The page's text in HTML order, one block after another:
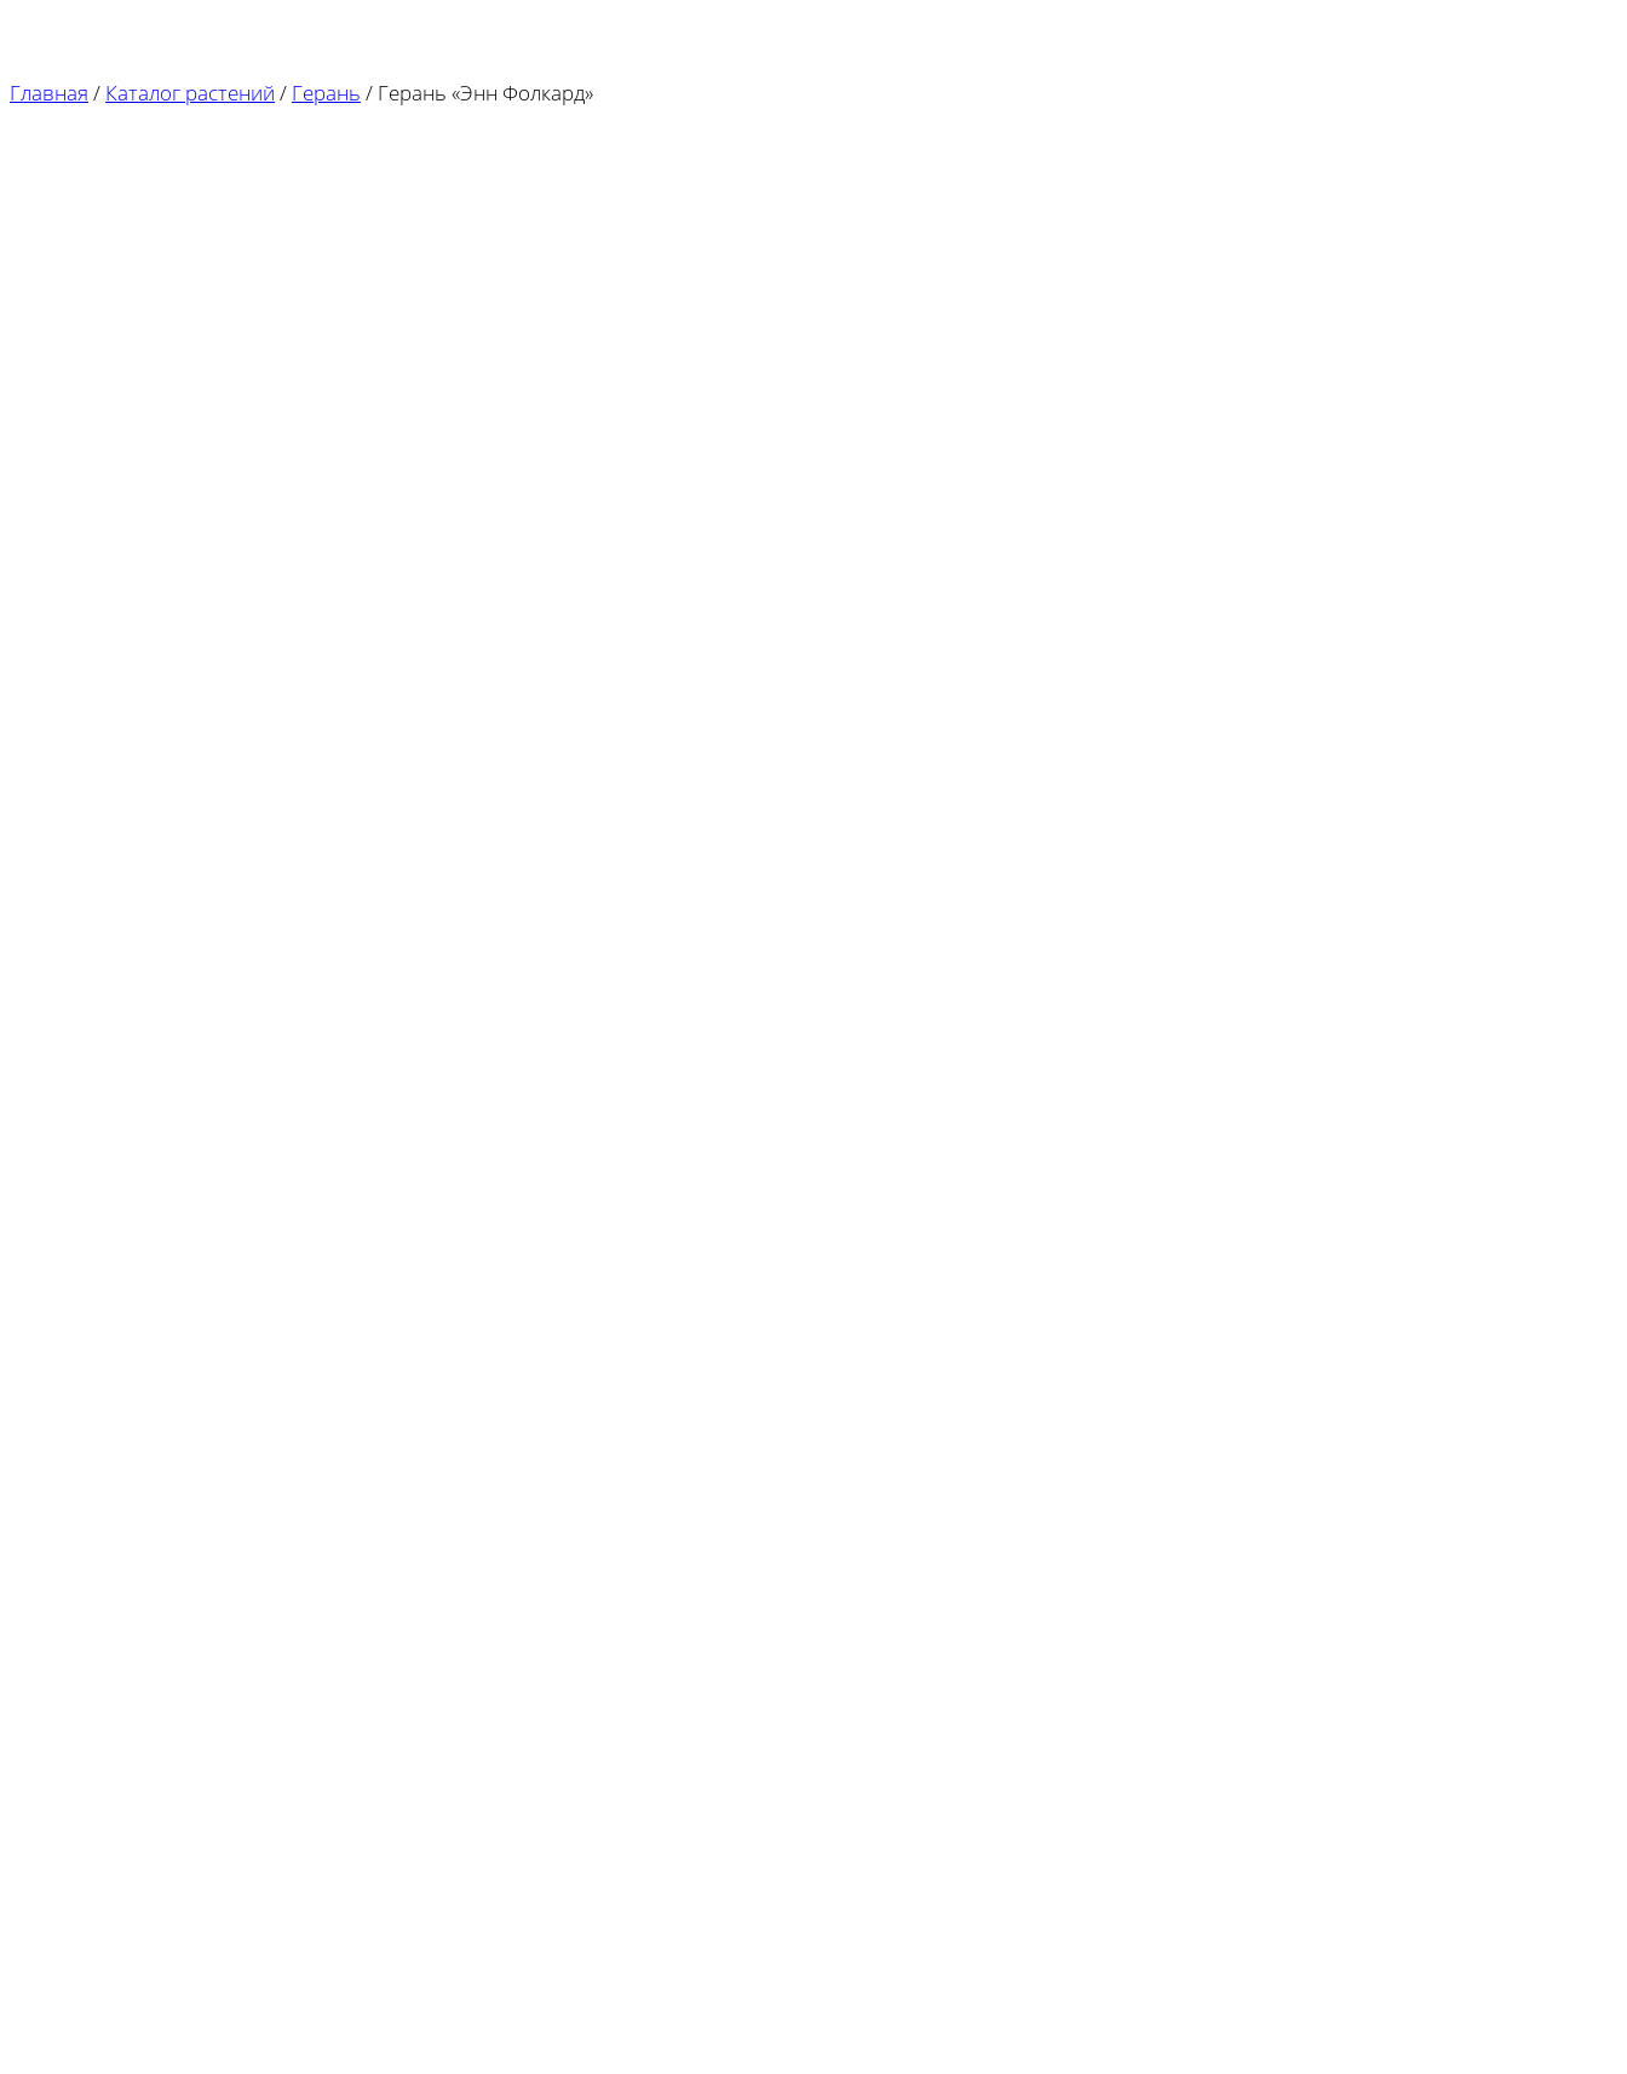
Главная / Каталог растений / Герань / Герань «Энн Фолкард»